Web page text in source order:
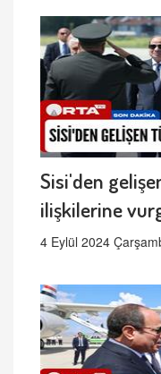
Sisi'den
ilişkilerine
4 Eylül 2024